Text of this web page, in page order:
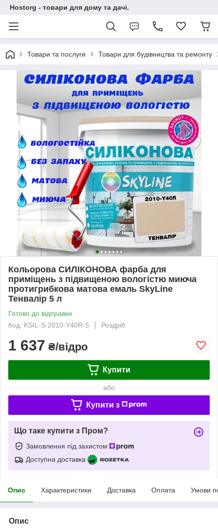
Hostorg - товари для дому та дачі.
Товари та послуги Товари для будівництва та ремонту
Кольорова СИЛІКОНОВА фарба для
приміщень з підвищеною вологістю миюча
протигрибкова матова емаль SkyLine
Тенвалір 5 л
Готово до відправки
Код: KSIL-S-2010-Y40R-5
Роздріб
1 637 ₴/відро
Купити
або
Купити з
Що таке купити з Пром?
Замовлення під захистом
Доступна доставка
Опис Характеристики Доставка Оплата Умови
Опис